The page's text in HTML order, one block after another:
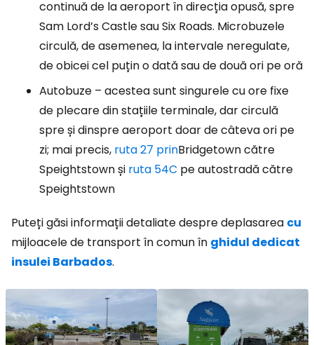
continuă de la aeroport în direcția opusă, spre
Sam Lord’s Castle sau Six Roads. Microbuzele
circulă, de asemenea, la intervale neregulate,
de obicei cel puțin o dată sau de două ori pe oră
Autobuze – acestea sunt singurele cu ore fixe
de plecare din stațiile terminale, dar circulă
spre și dinspre aeroport doar de câteva ori pe
zi; mai precis, ruta 27 prinBridgetown către
Speightstown și ruta 54C pe autostradă către
Speightstown
Puteți găsi informații detaliate despre deplasarea cu
mijloacele de transport în comun în ghidul dedicat
insulei Barbados.